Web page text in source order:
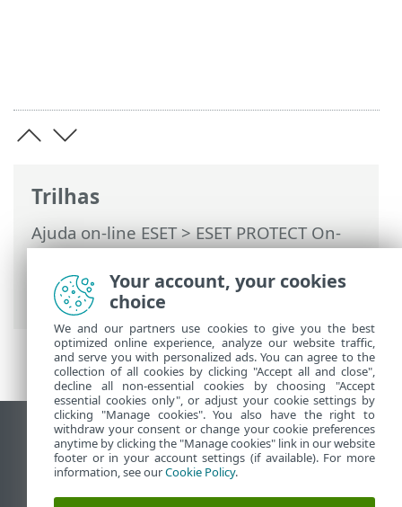
Trilhas
Ajuda on-line ESET>ESET PROTECT On-
Prem>Usando o ESET PROTECT On-Prem
ESET PROTECT On-Prem Menu principal
Mais> Relatório de auditoria
Ver site para desktop
End of Life
Base de conhecimento ESET
Your account, your cookies
choice
We and our partners use cookies to give you the best
optimized online experience, analyze our website traffic,
and serve you with personalized ads. You can agree to the
collection of all cookies by clicking "Accept all and close",
decline all non-essential cookies by choosing "Accept
essential cookies only", or adjust your cookie settings by
clicking "Manage cookies". You also have the right to
withdraw your consent or change your cookie preferences
anytime by clicking the "Manage cookies" link in our website
footer or in your account settings (if available). For more
information, see ourCookie Policy.